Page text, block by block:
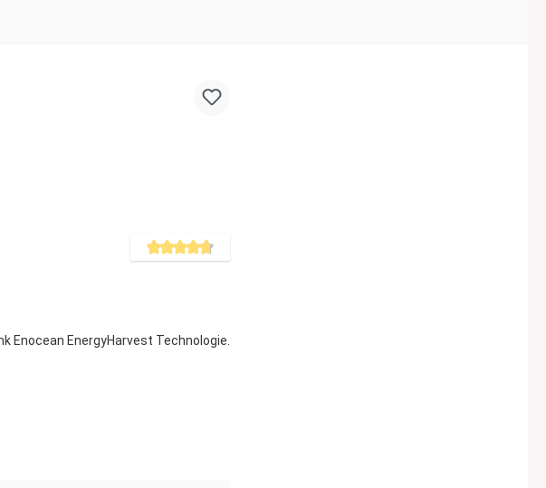
Durchschnittliche Bewertung von 4.7 von 5 Sternen
Geräten mit 2 bzw. 4 programmierbaren Tasten. Batterielos, dank Enocean EnergyHarvest Technologie.